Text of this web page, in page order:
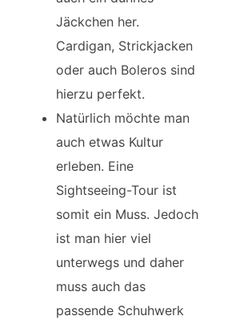
Jäckchen her.
Cardigan, Strickjacken
oder auch Boleros sind
hierzu perfekt.
Natürlich möchte man
auch etwas Kultur
erleben. Eine
Sightseeing-Tour ist
somit ein Muss. Jedoch
ist man hier viel
unterwegs und daher
muss auch das
passende Schuhwerk